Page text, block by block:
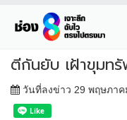
ตีกันยับ เฝ้าขุมท
วันที่ลงข่าว 29 พฤษภาค